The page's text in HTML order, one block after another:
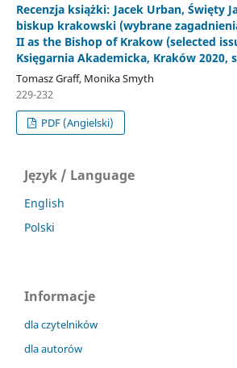
Recenzja książki: Jacek Urban, Święty
biskup krakowski (wybrane
II as the Bishop of Krakow (selected
Księgarnia Akademicka, Kraków 2020,
Tomasz Graff, Monika Smyth
229-232
PDF (Angielski)
Język / Language
English
Polski
Informacje
dla czytelników
dla autorów